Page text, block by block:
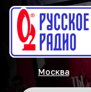
Москва